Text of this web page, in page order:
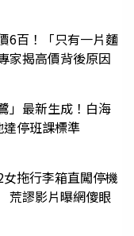
6百！「只有一片麵
揭高價背後原因
」最新生成！白海
停班課標準
拖行李箱直闖停機
謬影片曝網傻眼